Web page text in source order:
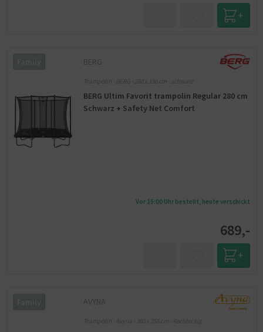
BERG
Trampolin - BERG - 280 x 190 cm - schwarz
BERG Ultim Favorit trampolin Regular 280 cm
Schwarz + Safety Net Comfort
Vor 15:00 Uhr bestellt, heute verschickt
689,-
AVYNA
Trampolin - Avyna - 380 x 255 cm - Rechteckig